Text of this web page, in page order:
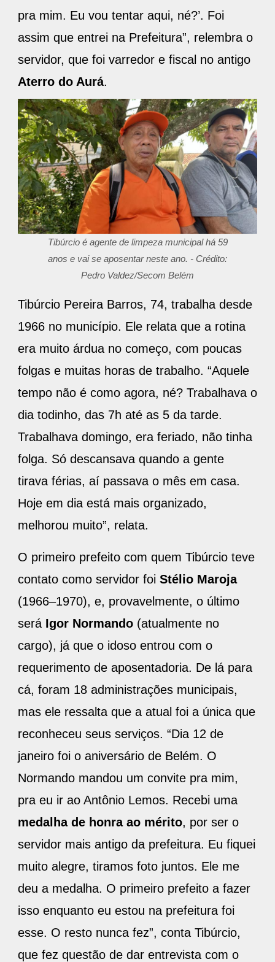
pra mim. Eu vou tentar aqui, né?’. Foi
assim que entrei na Prefeitura”, relembra o
servidor, que foi varredor e fiscal no antigo
Aterro do Aurá.
Tibúrcio é agente de limpeza municipal há 59
anos e vai se aposentar neste ano. - Crédito:
Pedro Valdez/Secom Belém
Tibúrcio Pereira Barros, 74, trabalha desde
1966 no município. Ele relata que a rotina
era muito árdua no começo, com poucas
folgas e muitas horas de trabalho. “Aquele
tempo não é como agora, né? Trabalhava o
dia todinho, das 7h até as 5 da tarde.
Trabalhava domingo, era feriado, não tinha
folga. Só descansava quando a gente
tirava férias, aí passava o mês em casa.
Hoje em dia está mais organizado,
melhorou muito”, relata.
O primeiro prefeito com quem Tibúrcio teve
contato como servidor foi Stélio Maroja
(1966–1970), e, provavelmente, o último
será Igor Normando (atualmente no
cargo), já que o idoso entrou com o
requerimento de aposentadoria. De lá para
cá, foram 18 administrações municipais,
mas ele ressalta que a atual foi a única que
reconheceu seus serviços. “Dia 12 de
janeiro foi o aniversário de Belém. O
Normando mandou um convite pra mim,
pra eu ir ao Antônio Lemos. Recebi uma
medalha de honra ao mérito, por ser o
servidor mais antigo da prefeitura. Eu fiquei
muito alegre, tiramos foto juntos. Ele me
deu a medalha. O primeiro prefeito a fazer
isso enquanto eu estou na prefeitura foi
esse. O resto nunca fez”, conta Tibúrcio,
que fez questão de dar entrevista com o